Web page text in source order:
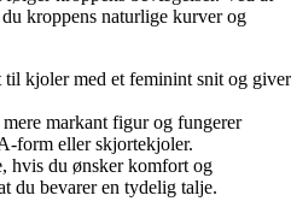
kroppens naturlige kurver og
til kjoler med et feminint snit og giver
markant figur og fungerer
form eller skjortekjoler.
hvis du ønsker komfort og
du bevarer en tydelig talje.